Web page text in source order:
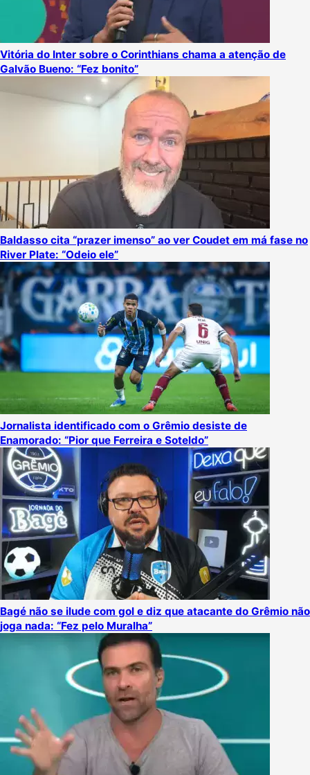
Vitória do Inter sobre o Corinthians chama a atenção de
Galvão Bueno: “Fez bonito”
Baldasso cita “prazer imenso” ao ver Coudet em má fase no
River Plate: “Odeio ele”
Jornalista identificado com o Grêmio desiste de
Enamorado: “Pior que Ferreira e Soteldo”
Bagé não se ilude com gol e diz que atacante do Grêmio não
joga nada: “Fez pelo Muralha”